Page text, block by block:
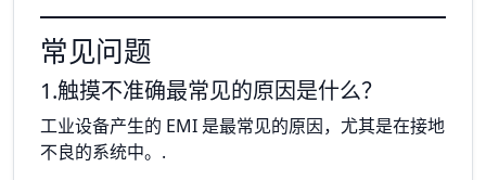
常见问题
1.触摸不准确最常见的原因是什么？
工业设备产生的 EMI 是最常见的原因，尤其是在接地
不良的系统中。.